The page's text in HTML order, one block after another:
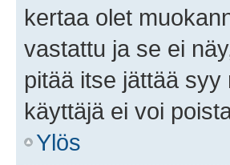
kertaa olet
vastattu ja se ei
pitää itse jättää
käyttäjä ei voi
Ylös